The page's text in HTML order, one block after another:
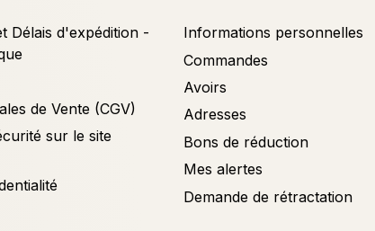
Délais d'expédition -
de Vente (CGV)
sur le site
Informations personnelles
Commandes
Avoirs
Adresses
Bons de réduction
Mes alertes
Demande de rétractation